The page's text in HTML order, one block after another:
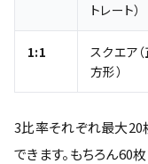
トレート）
1:1
スクエア
方形）
3比率それぞれ最大20
できます。もちろん60